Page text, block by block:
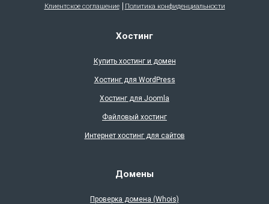
Клиентское соглашение Политика конфиденциальности
Хостинг
Купить хостинг и домен
Хостинг для WordPress
Хостинг для Joomla
Файловый хостинг
Интернет хостинг для сайтов
Домены
Проверка доменa (Whois)